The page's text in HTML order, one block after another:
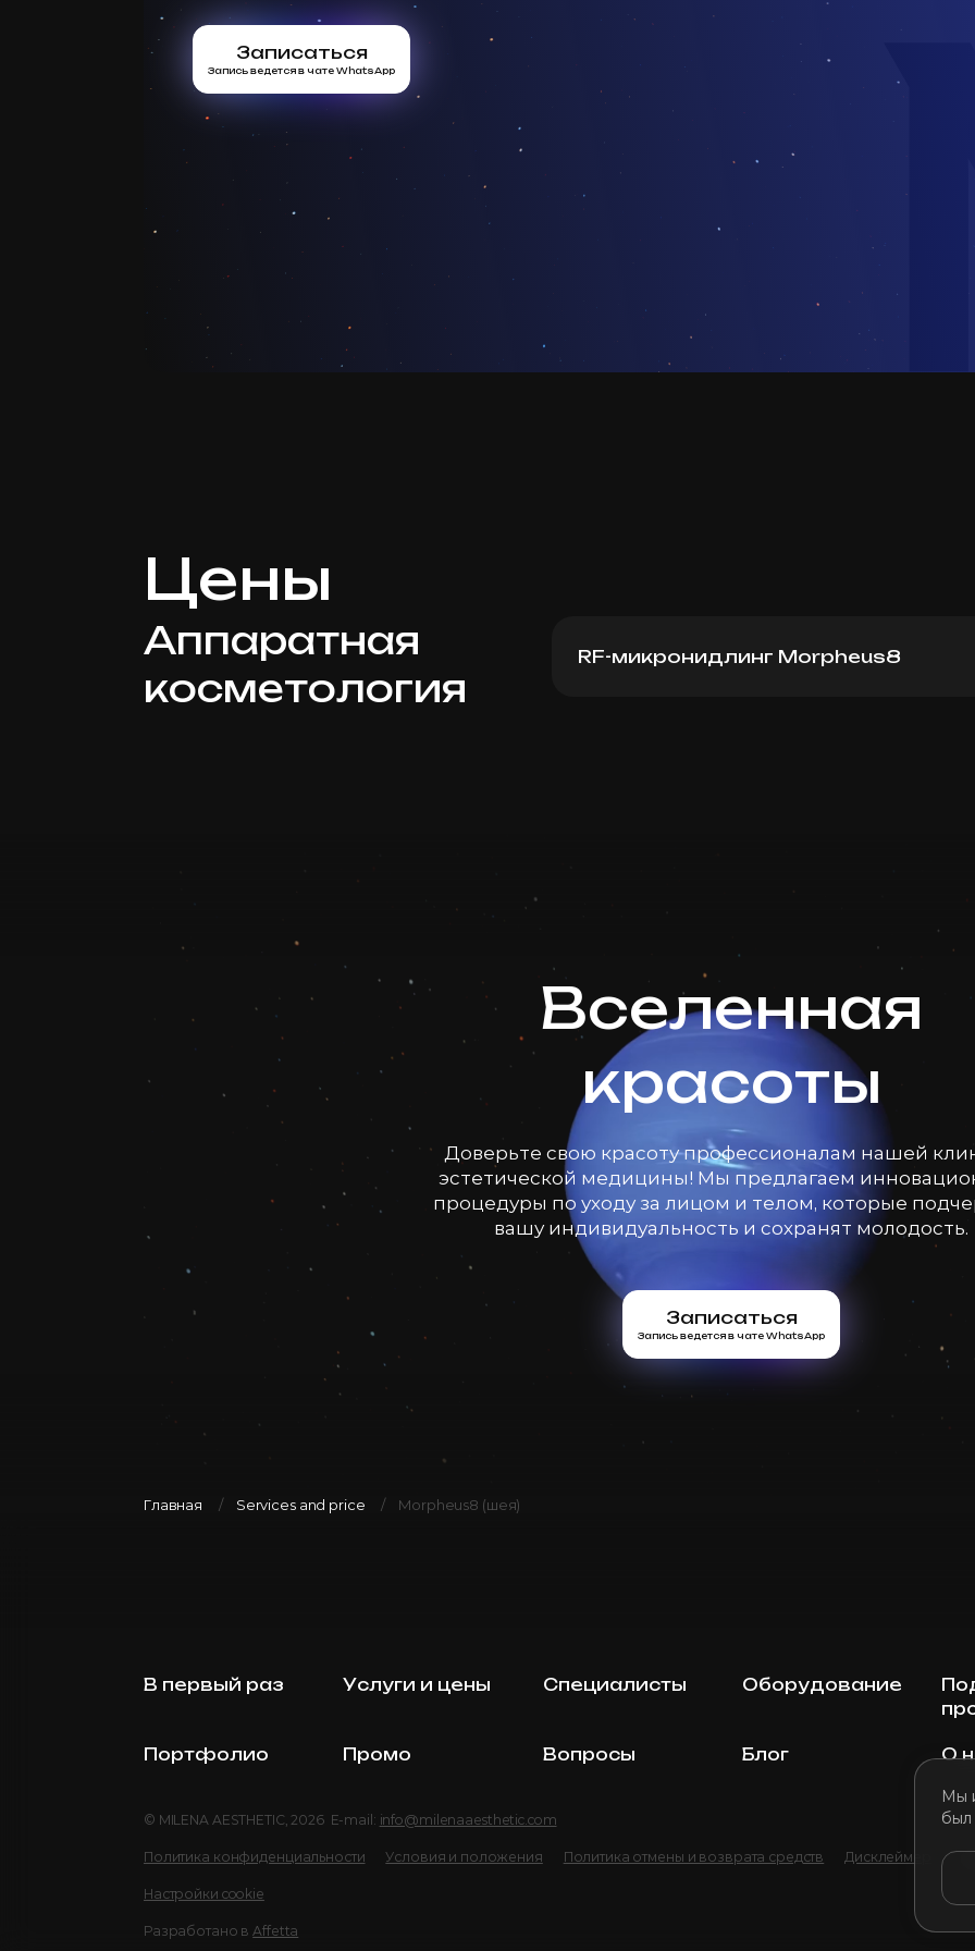
Мы
был
Записаться
Запись ведется в чате WhatsApp
Цены
Аппаратная
косметология
RF-микронидлинг Morpheus8
Вселенная
красоты
Доверьте свою красоту профессионалам нашей
эстетической медицины! Мы предлагаем
процедуры по уходу за лицом и телом, которые
вашу индивидуальность и сохранят молодость.
Записаться
Запись ведется в чате WhatsApp
Главная Services and price Morpheus8 (шея)
В первый раз Услуги и цены Специалисты Оборудование
Портфолио Промо Вопросы Блог О
© MILENA AESTHETIC, 2026 E-mail: info@milenaaesthetic.com
Политика конфиденциальности Условия и положения Политика отмены и возврата средств Дисклеймер
Настройки cookie
Разработано в Affetta